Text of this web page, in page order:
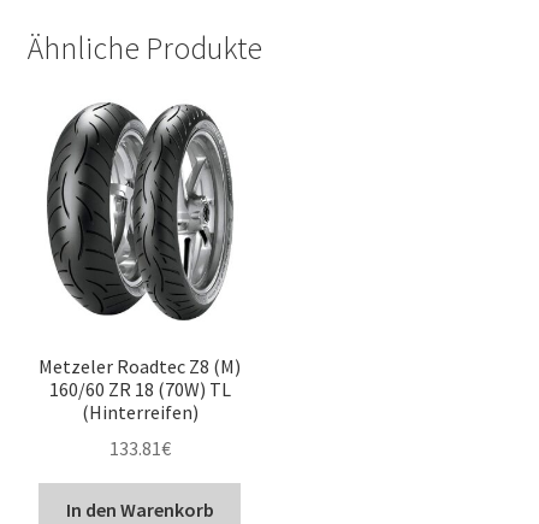
Ähnliche Produkte
Metzeler Roadtec Z8 (M)
160/60 ZR 18 (70W) TL
(Hinterreifen)
133.81€
In den Warenkorb